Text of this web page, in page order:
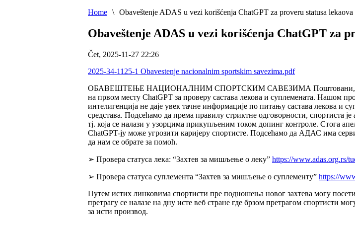
Home \ Obaveštenje ADAS u vezi korišćenja ChatGPT za proveru statusa lekaova
Obaveštenje ADAS u vezi korišćenja ChatGPT za
Čet, 2025-11-27 22:26
2025-34-1125-1 Obavestenje nacionalnim sportskim savezima.pdf
ОБАВЕШТЕЊЕ НАЦИОНАЛНИМ СПОРТСКИМ САВЕЗИМА Поштовани,
на првом месту ChatGPT за проверу састава лекова и суплемената. Нашом
интелигенција не даје увек тачне информације по питању састава лекова и
средстава. Подсећамо да према правилу стриктне одговорности, спортиста је
тј. која се налази у узорцима прикупљеним током допинг контроле. Стога
ChatGPT-ју може угрозити каријеру спортисте. Подсећамо да АДАС има
да нам се обрате за помоћ.
➢ Провера статуса лека: “Захтев за мишљење о леку” https://www.adas.org.rs/
➢ Провера статуса суплемента “Захтев за мишљење о суплементу” https://
Путем истих линковима спортисти пре подношења новог захтева могу
претрагу се налазе на дну исте веб стране где брзом претрагом
за исти производ.